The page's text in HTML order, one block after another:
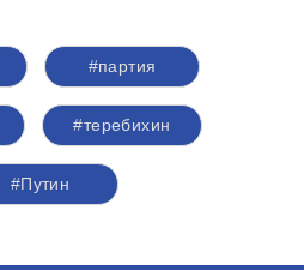
#партия
#теребихин
#Путин